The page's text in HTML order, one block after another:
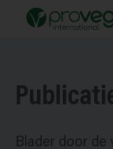
Blader door de